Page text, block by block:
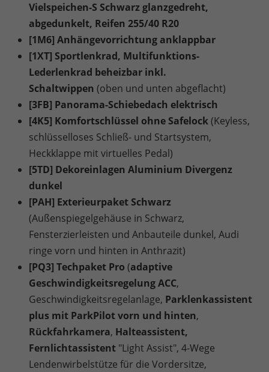
Vielspeichen-S Schwarz glanzgedreht,
abgedunkelt, Reifen 255/40 R20
[1M6] Anhängevorrichtung anklappbar
[1XT] Sportlenkrad, Multifunktions-
Lederlenkrad beheizbar inkl.
Schaltwippen (oben und unten abgeflacht)
[3FB] Panorama-Schiebedach elektrisch
[4K5] Komfortschlüssel ohne Safelock(Keyless,
schlüsselloses Schließ- und Startsystem,
Heckklappe mit virtuelles Pedal)
[5TD] Dekoreinlagen Aluminium Divergenz
dunkel
[PAH] Exterieurpaket Schwarz
(Außenspiegelgehäuse in Schwarz,
Fensterzierleisten und Anbauteile dunkel, Audi
ringe vorn und hinten in Anthrazit)
[PQ3] Techpaket Pro (adaptive
Geschwindigkeitsregelung ACC,
Geschwindigkeitsregelanlage, Parklenkassistent
plus mit ParkPilot vorn und hinten,
Rückfahrkamera, Halteassistent,
Fernlichtassistent "Light Assist", 4-Wege
Lendenwirbelstütze für die Vordersitze,